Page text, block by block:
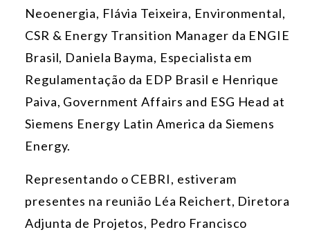
Neoenergia, Flávia Teixeira, Environmental,
CSR & Energy Transition Manager da ENGIE
Brasil, Daniela Bayma, Especialista em
Regulamentação da EDP Brasil e Henrique
Paiva, Government Affairs and ESG Head at
Siemens Energy Latin America da Siemens
Energy.
Representando o CEBRI, estiveram
presentes na reunião Léa Reichert, Diretora
Adjunta de Projetos, Pedro Francisco